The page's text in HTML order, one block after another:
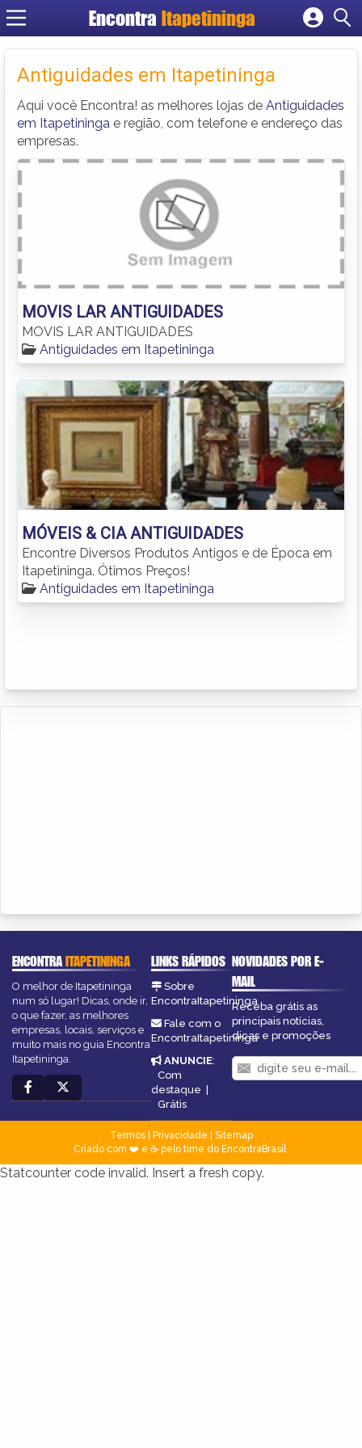
Encontra Itapetininga
Cadastrar empresa
Criar conta
Antiguidades em Itapetininga
Aqui você Encontra! as melhores lojas de Antiguidades
em Itapetininga e região, com telefone e endereço das
empresas.
MOVIS LAR ANTIGUIDADES
MOVIS LAR ANTIGUIDADES
Antiguidades em Itapetininga
MÓVEIS & CIA ANTIGUIDADES
Encontre Diversos Produtos Antigos e de Época em
Itapetininga. Ótimos Preços!
Antiguidades em Itapetininga
ENCONTRAITAPETININGA
O melhor de Itapetininga
num só lugar! Dicas, onde ir,
o que fazer, as melhores
empresas, locais, serviços e
muito mais no guia Encontra
Itapetininga.
LINKS RÁPIDOS
Sobre
EncontraItapetininga
Fale com o
EncontraItapetininga
ANUNCIE:
Com
destaque |
Grátis
NOVIDADES POR E-
MAIL
Receba grátis as
principais notícias,
dicas e promoções
Termos| Privacidade
Sitemap
Criado com ❤️ e ☕ pelo time do EncontraBrasil
Statcounter code invalid. Insert a fresh copy.